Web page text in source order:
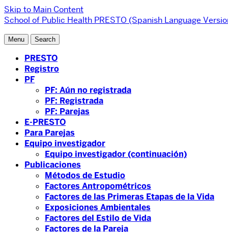
Skip to Main Content
School of Public Health PRESTO (Spanish Language
Menu Search
PRESTO
Registro
PF
PF: Aún no registrada
PF: Registrada
PF: Parejas
E-PRESTO
Para Parejas
Equipo investigador
Equipo investigador (continuación)
Publicaciones
Métodos de Estudio
Factores Antropométricos
Factores de las Primeras Etapas de la Vida
Exposiciones Ambientales
Factores del Estilo de Vida
Factores de la Pareja